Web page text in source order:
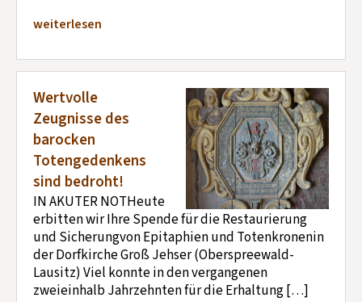
weiterlesen
Wertvolle
Zeugnisse des
barocken
Totengedenkens
sind bedroht!
IN AKUTER NOTHeute
erbitten wir Ihre Spende für die Restaurierung
und Sicherungvon Epitaphien und Totenkronenin
der Dorfkirche Groß Jehser (Oberspreewald-
Lausitz) Viel konnte in den vergangenen
zweieinhalb Jahrzehnten für die Erhaltung […]